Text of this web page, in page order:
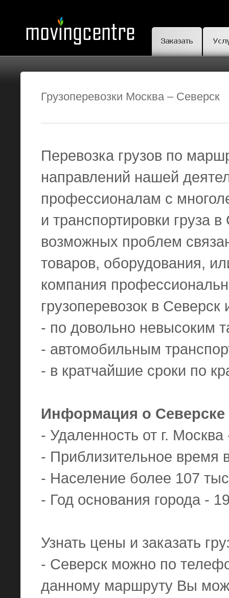
Грузоперевозки Москва – Северск
Перевозка грузов по
направлений нашей
профессионалам с
и транспортировки груза
возможных проблем
товаров, оборудования,
компания
грузоперевозок в Северск
- по довольно невысоким
- автомобильным
- в кратчайшие сроки по
Информация о Северске
- Удаленность от г.
- Приблизительное время
- Население более 107
- Год основания города -
Узнать цены и заказать
- Северск можно по
данному маршруту Вы